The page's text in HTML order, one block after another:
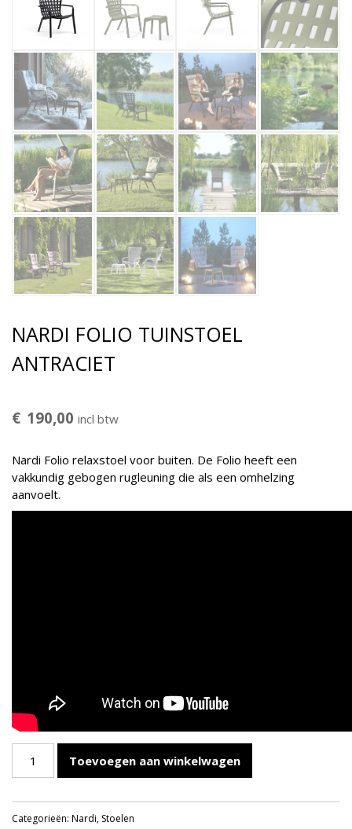
NARDI FOLIO TUINSTOEL
ANTRACIET
€ 190,00 incl btw
Nardi Folio relaxstoel voor buiten. De Folio heeft een
vakkundig gebogen rugleuning die als een omhelzing
aanvoelt.
FOLIO
ANTRACIET
aantal
Toevoegen aan winkelwagen
Categorieën: Nardi, Stoelen